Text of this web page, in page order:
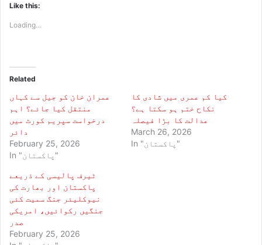
Like this:
Loading...
Related
عمران خان کو جیل سے کہاں
منتقل کیا جائے؟ اہم
درخواست سپریم کورٹ میں
دائر
February 25, 2026
In "پاکستان"
کیا کم عمری میں شادی کا
نکاح ختم ہو سکتا ہے؟
عدالت کا بڑا فیصلہ
March 26, 2026
In "پاکستان"
ٹیرف پالیسی کے ذریعے
پاکستان اور بھارت کی
نیوکلیئر جنگ سمیت کئی
جنگیں رکوائیں، امریکی
صدر
February 25, 2026